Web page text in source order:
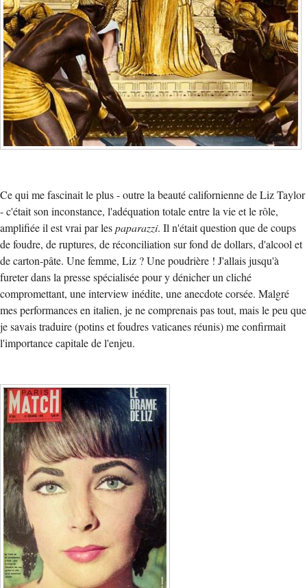
Ce qui me fascinait le plus - outre la beauté californienne de Liz Taylor
- c'était son inconstance, l'adéquation totale entre la vie et le rôle,
amplifiée il est vrai par lespaparazzi. Il n'était question que de coups
de foudre, de ruptures, de réconciliation sur fond de dollars, d'alcool et
de carton-pâte. Une femme, Liz ? Une poudrière ! J'allais jusqu'à
fureter dans la presse spécialisée pour y dénicher un cliché
compromettant, une interview inédite, une anecdote corsée. Malgré
mes performances en italien, je ne comprenais pas tout, mais le peu que
je savais traduire (potins et foudres vaticanes réunis) me confirmait
l'importance capitale de l'enjeu.